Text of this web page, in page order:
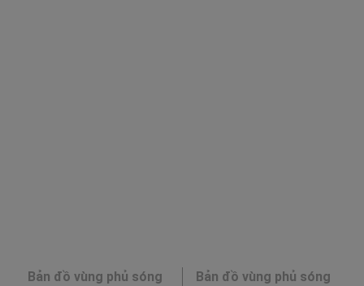
Bản đồ vùng phủ sóng
Bản đồ vùng phủ sóng